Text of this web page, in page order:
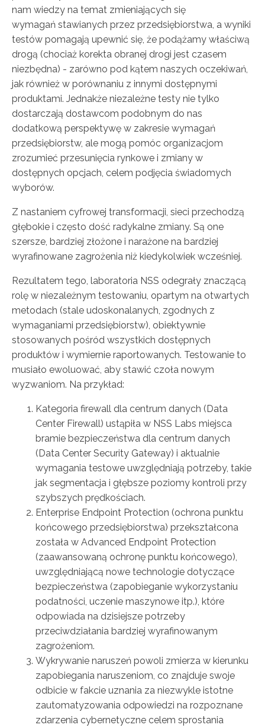
nam wiedzy na temat zmieniających się
wymagań stawianych przez przedsiębiorstwa, a wyniki
testów pomagają upewnić się, że podążamy właściwą
drogą (chociaż korekta obranej drogi jest czasem
niezbędna) - zarówno pod kątem naszych oczekiwań,
jak również w porównaniu z innymi dostępnymi
produktami. Jednakże niezależne testy nie tylko
dostarczają dostawcom podobnym do nas
dodatkową perspektywę w zakresie wymagań
przedsiębiorstw, ale mogą pomóc organizacjom
zrozumieć przesunięcia rynkowe i zmiany w
dostępnych opcjach, celem podjęcia świadomych
wyborów.
Z nastaniem cyfrowej transformacji, sieci przechodzą
głębokie i często dość radykalne zmiany. Są one
szersze, bardziej złożone i narażone na bardziej
wyrafinowane zagrożenia niż kiedykolwiek wcześniej.
Rezultatem tego, laboratoria NSS odegrały znaczącą
rolę w niezależnym testowaniu, opartym na otwartych
metodach (stale udoskonalanych, zgodnych z
wymaganiami przedsiębiorstw), obiektywnie
stosowanych pośród wszystkich dostępnych
produktów i wymiernie raportowanych. Testowanie to
musiało ewoluować, aby stawić czoła nowym
wyzwaniom. Na przykład:
Kategoria firewall dla centrum danych (Data
Center Firewall) ustąpiła w NSS Labs miejsca
bramie bezpieczeństwa dla centrum danych
(Data Center Security Gateway) i aktualnie
wymagania testowe uwzględniają potrzeby, takie
jak segmentacja i głębsze poziomy kontroli przy
szybszych prędkościach.
Enterprise Endpoint Protection (ochrona punktu
końcowego przedsiębiorstwa) przekształcona
została w Advanced Endpoint Protection
(zaawansowaną ochronę punktu końcowego),
uwzględniającą nowe technologie dotyczące
bezpieczeństwa (zapobieganie wykorzystaniu
podatności, uczenie maszynowe itp.), które
odpowiada na dzisiejsze potrzeby
przeciwdziałania bardziej wyrafinowanym
zagrożeniom.
Wykrywanie naruszeń powoli zmierza w kierunku
zapobiegania naruszeniom, co znajduje swoje
odbicie w fakcie uznania za niezwykle istotne
zautomatyzowania odpowiedzi na rozpoznane
zdarzenia cybernetyczne celem sprostania